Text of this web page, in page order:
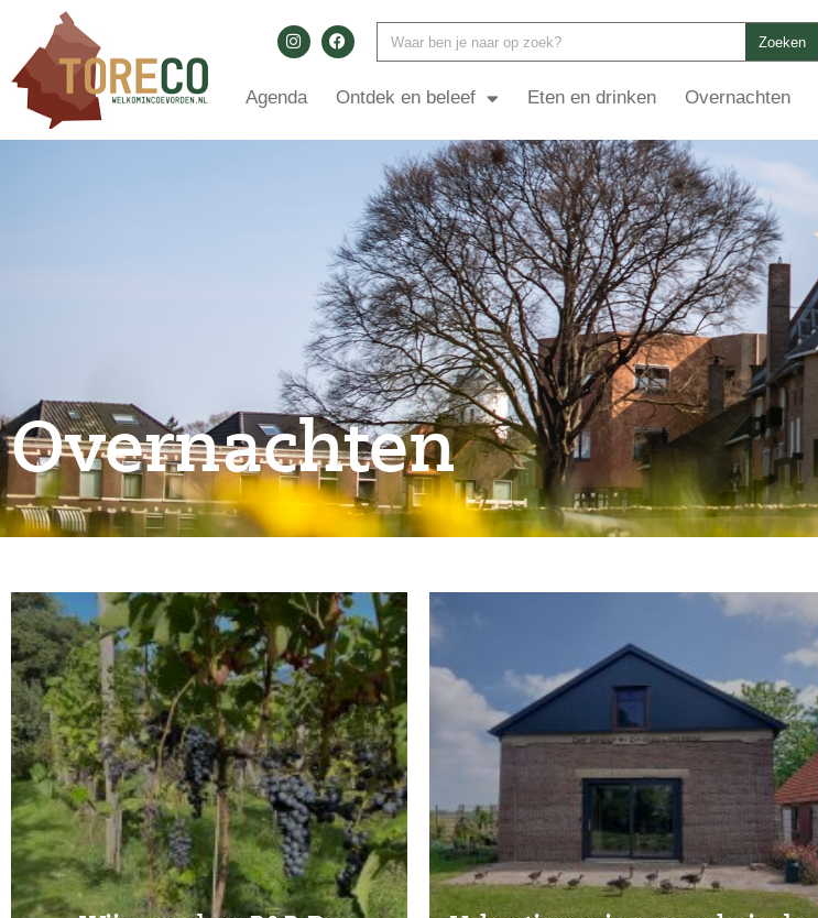
Zoeken
Agenda Ontdek en beleef Eten en drinken Overnachten
Overnachten